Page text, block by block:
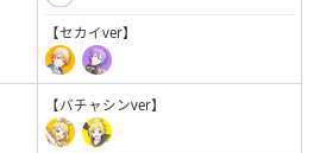
【セカイver】
【バチャシンver】